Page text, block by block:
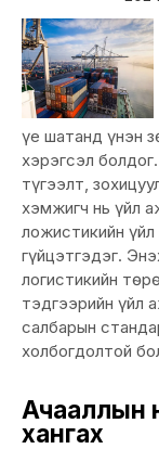
үе шатанд үнэн
хэрэгсэл
түгээлт,
хэмжигч нь үйл
ложистикийн үйл
гүйцэтгэдэг.
логистикийн
тэдгээрийн үйл
салбарын
холбогдолтой
Ачааллын
хангах